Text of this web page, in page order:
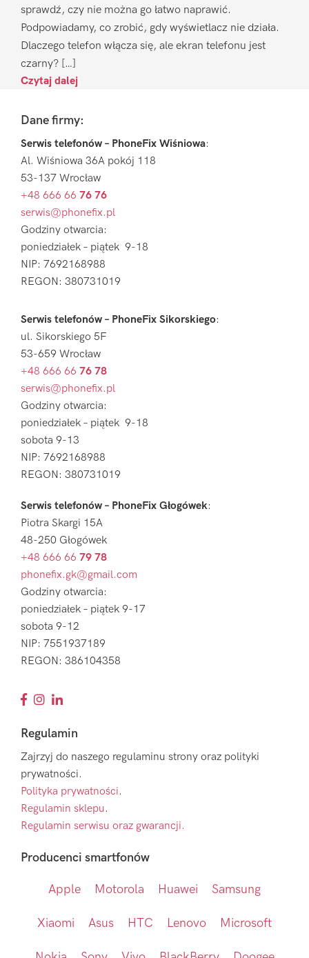
sprawdź, czy nie można go łatwo naprawić.
Podpowiadamy, co zrobić, gdy wyświetlacz nie działa.
Dlaczego telefon włącza się, ale ekran telefonu jest
czarny? […]
Czytaj dalej
FooterDane firmy:
Serwis telefonów – PhoneFix Wiśniowa:
Al. Wiśniowa 36A pokój 118
53-137 Wrocław
+48 666 66 76 76
serwis@phonefix.pl
Godziny otwarcia:
poniedziałek – piątek 9-18
NIP: 7692168988
REGON: 380731019
Serwis telefonów – PhoneFix Sikorskiego:
ul. Sikorskiego 5F
53-659 Wrocław
+48 666 66 76 78
serwis@phonefix.pl
Godziny otwarcia:
poniedziałek – piątek 9-18
sobota 9-13
NIP: 7692168988
REGON: 380731019
Serwis telefonów – PhoneFix Głogówek:
Piotra Skargi 15A
48-250 Głogówek
+48 666 66 79 78
phonefix.gk@gmail.com
Godziny otwarcia:
poniedziałek – piątek 9-17
sobota 9-12
NIP: 7551937189
REGON: 386104358
Regulamin
Zajrzyj do naszego regulaminu strony oraz polityki
prywatności.
Polityka prywatności.
Regulamin sklepu.
Regulamin serwisu oraz gwarancji.
Producenci smartfonów
Apple Motorola Huawei Samsung
Xiaomi Asus HTC Lenovo Microsoft